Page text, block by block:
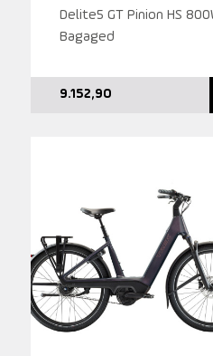
BAGAGED STONE
Delite5 GT Pinion HS
Bagaged
9.152,90